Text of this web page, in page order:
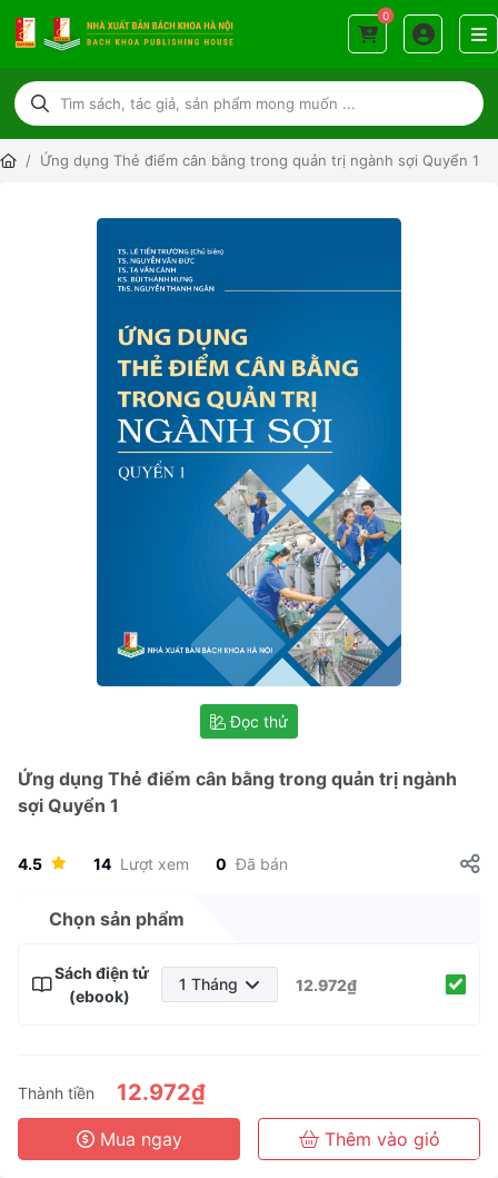
0
Ứng dụng Thẻ điểm cân bằng trong quản trị ngành sợi Quyển 1
Đọc thử
Ứng dụng Thẻ điểm cân bằng trong quản trị ngành
sợi Quyển 1
4.5 14 Lượt xem 0 Đã bán
Chọn sản phẩm
Sách điện tử
(ebook)
1 Tháng
6 Tháng
3 Năm
12.972₫
Thành tiền 12.972₫
Mua ngay Thêm vào giỏ